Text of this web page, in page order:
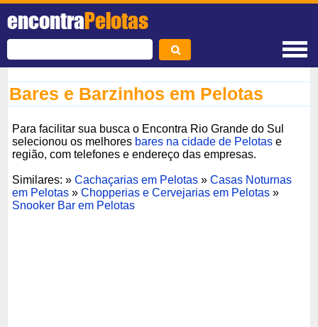
encontraPelotas
Bares e Barzinhos em Pelotas
Para facilitar sua busca o Encontra Rio Grande do Sul
selecionou os melhores bares na cidade de Pelotas e
região, com telefones e endereço das empresas.
Similares: »Cachaçarias em Pelotas »Casas Noturnas
em Pelotas »Chopperias e Cervejarias em Pelotas »
Snooker Bar em Pelotas